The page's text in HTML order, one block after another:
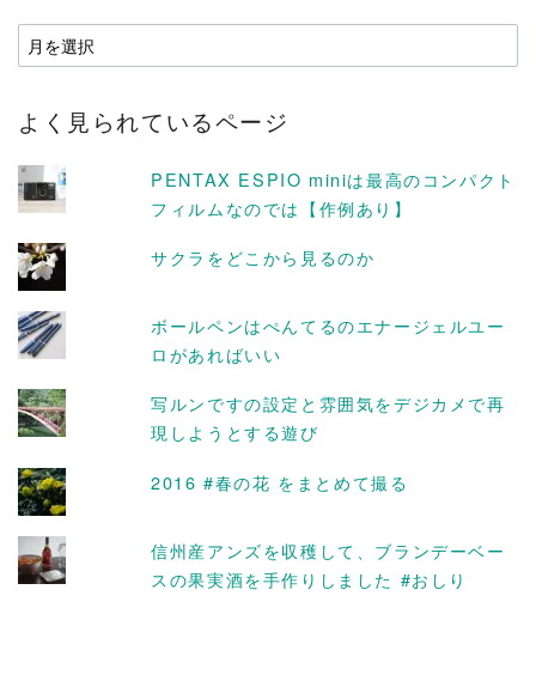
ア
ー
イ
よく見られているページ
PENTAX ESPIO miniは最高のコンパクト
フィルムなのでは【作例あり】
サクラをどこから見るのか
ボールペンはぺんてるのエナージェルユー
ロがあればいい
写ルンですの設定と雰囲気をデジカメで再
現しようとする遊び
2016 #春の花 をまとめて撮る
信州産アンズを収穫して、ブランデーベー
スの果実酒を手作りしました #おしり